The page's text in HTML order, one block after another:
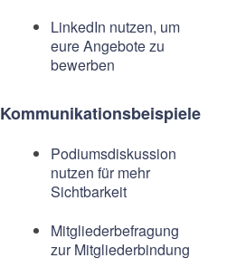
LinkedIn nutzen, um
eure Angebote zu
bewerben
Kommunikationsbeispiele
Podiumsdiskussion
nutzen für mehr
Sichtbarkeit
Mitgliederbefragung
zur Mitgliederbindung